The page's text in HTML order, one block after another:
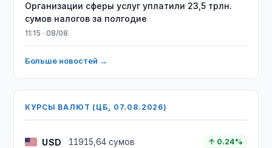
Организации сферы услуг уплатили 23,5 трлн.
сумов налогов за полгодие
11:15 · 08/08
Больше новостей →
КУРСЫ ВАЛЮТ (ЦБ, 07.08.2026)
USD 11915,64 сумов ↑ 0.24%